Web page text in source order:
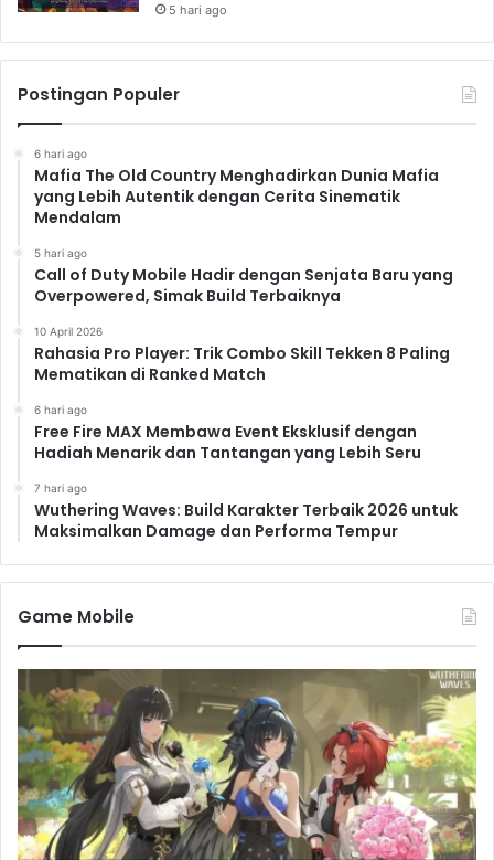
5 hari ago
Postingan Populer
6 hari ago
Mafia The Old Country Menghadirkan Dunia Mafia
yang Lebih Autentik dengan Cerita Sinematik
Mendalam
5 hari ago
Call of Duty Mobile Hadir dengan Senjata Baru yang
Overpowered, Simak Build Terbaiknya
10 April 2026
Rahasia Pro Player: Trik Combo Skill Tekken 8 Paling
Mematikan di Ranked Match
6 hari ago
Free Fire MAX Membawa Event Eksklusif dengan
Hadiah Menarik dan Tantangan yang Lebih Seru
7 hari ago
Wuthering Waves: Build Karakter Terbaik 2026 untuk
Maksimalkan Damage dan Performa Tempur
Game Mobile